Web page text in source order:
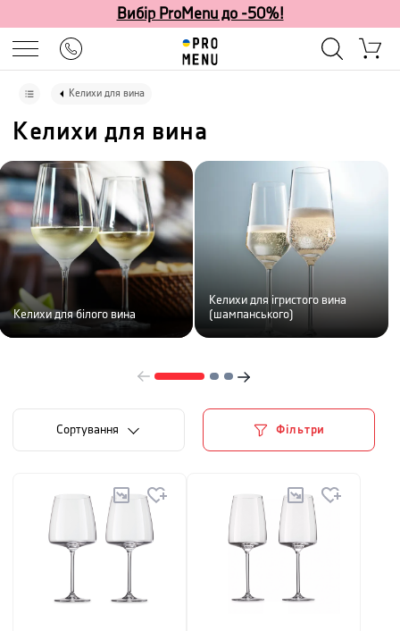
Вибір ProMenu до -50%!
Келихи для вина
Келихи для вина
Келихи для білого вина
Келихи для ігристого вина
(шампанського)
Сортування Фільтри